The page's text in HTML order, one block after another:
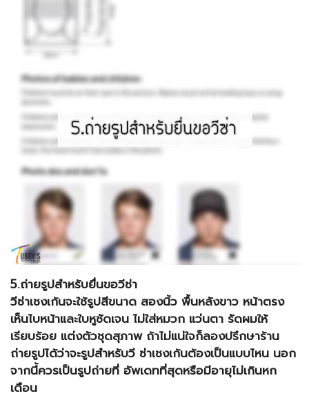
5.ถ่ายรูปสำหรับยื่นขอวีซ่า
วีซ่าเชงเก้นจะใช้รูปสีขนาด สองนิ้ว พื้นหลังขาว หน้าตรง
เห็นไบหน้าและใบหูชัดเจน ไม่ใส่หมวก แว่นตา รัดผมให้
เรียบร้อย แต่งตัวชุดสุภาพ ถ้าไม่แน่ใจก็ลองปรึกษาร้าน
ถ่ายรูปได้ว่าจะรูปสำหรับวี ซ่าเชงเก้นต้องเป็นแบบไหน นอก
จากนึ้ควรเป็นรูปถ่ายที่ อัพเดทที่สุดหรือมีอายุไม่เกินหก
เดือน